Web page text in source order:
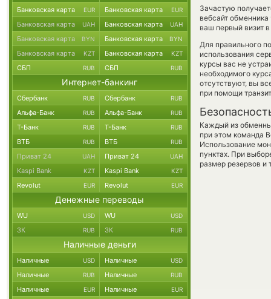
Зачастую
вебсайт
ваш первый визит
Для правильного
использования
курсы вас не
необходимого
отсутствуют, вы
при помощи
Каждый из
при этом команда
Использование
пунктах. При
размер резервов и
Банковская карта EUR Банковская карта EUR
Банковская карта UAH Банковская карта UAH
Банковская карта BYN Банковская карта BYN
Банковская карта KZT Банковская карта KZT
СБП RUB СБП RUB
Интернет-банкинг
Сбербанк RUB Сбербанк RUB
Альфа-Банк RUB Альфа-Банк RUB
Т-Банк RUB Т-Банк RUB
ВТБ RUB ВТБ RUB
Приват 24 UAH Приват 24 UAH
Kaspi Bank KZT Kaspi Bank KZT
Revolut EUR Revolut EUR
Денежные переводы
WU USD WU USD
ЗК RUB ЗК RUB
Наличные деньги
Наличные USD Наличные USD
Наличные RUB Наличные RUB
Наличные EUR Наличные EUR